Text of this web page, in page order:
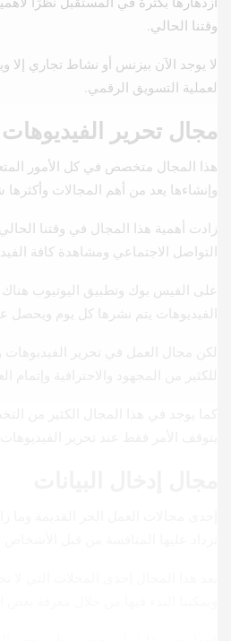
وقتنا الحالي.
لا يوجد الآن بيزنس أو نشاط تجاري
لعملية التسويق الرقمي.
مجال تحرير الفيديوهات
هذا المجال متخصص في كل الأمور
وإنشاءها يعد من أهم المجالات وأكثرها
زادت أهمية هذا المجال في وقتنا
التواصل الاجتماعي ومشاهدة كافة
على الفيس بوك وتطبيق اليوتيوب
الفيديوهات يتم نشرها كل يوم
لكن مجال العمل في تحرير الفيديوهات